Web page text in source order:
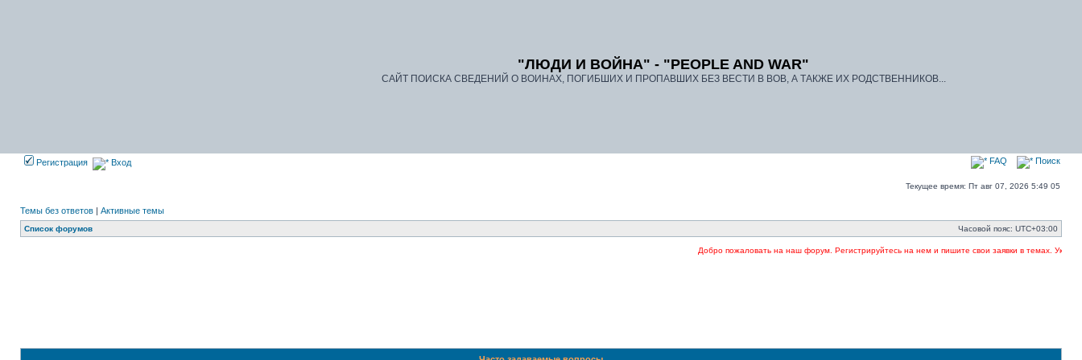
"ЛЮДИ И ВОЙНА" - "PEOPLE AND WAR"
САЙТ ПОИСКА СВЕДЕНИЙ О ВОИНАХ, ПОГИБШИХ И ПРОПАВШИХ БЕЗ ВЕСТИ В ВОВ, А ТАКЖЕ ИХ РОДСТВЕННИКОВ...
Регистрация Вход FAQ Поиск
Текущее время: Пт авг 07, 2026 5:49 05
Темы без ответов | Активные темы
Список форумов Часовой пояс: UTC+03:00
Добро пожаловать на наш форум. Регистрируйтесь на нем и пишите свои заявки в темах. Указывайте в